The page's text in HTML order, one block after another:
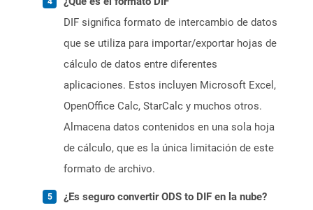
DIF significa formato de intercambio de datos
que se utiliza para importar/exportar hojas de
cálculo de datos entre diferentes
aplicaciones. Estos incluyen Microsoft Excel,
OpenOffice Calc, StarCalc y muchos otros.
Almacena datos contenidos en una sola hoja
de cálculo, que es la única limitación de este
formato de archivo.
¿Es seguro convertir ODS to DIF en la nube?